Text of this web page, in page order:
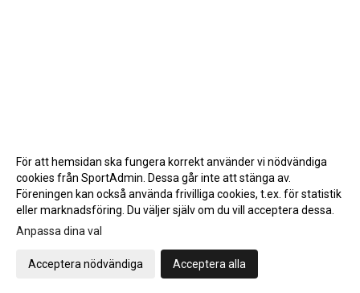
Gå till Webbversion
För att hemsidan ska fungera korrekt använder vi nödvändiga
cookies från SportAdmin. Dessa går inte att stänga av.
Föreningen kan också använda frivilliga cookies, t.ex. för statistik
eller marknadsföring. Du väljer själv om du vill acceptera dessa.
Anpassa dina val
Acceptera nödvändiga Acceptera alla